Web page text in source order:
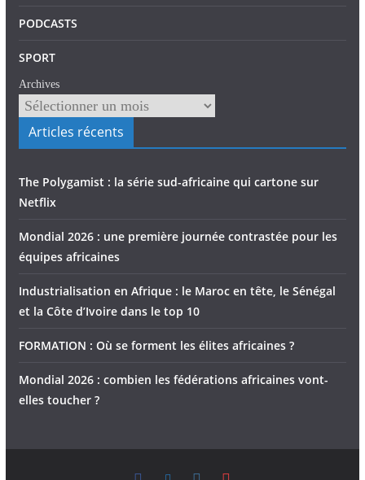
PODCASTS
SPORT
Archives
Articles récents
The Polygamist : la série sud-africaine qui cartone sur
Netflix
Mondial 2026 : une première journée contrastée pour les
équipes africaines
Industrialisation en Afrique : le Maroc en tête, le Sénégal
et la Côte d’Ivoire dans le top 10
FORMATION : Où se forment les élites africaines ?
Mondial 2026 : combien les fédérations africaines vont-
elles toucher ?